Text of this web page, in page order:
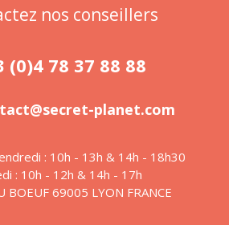
nos conseillers
(0)4 78 37 88 88
planet.com
: 10h - 13h & 14h - 18h30
: 10h - 12h & 14h - 17h
BOEUF 69005 LYON FRANCE